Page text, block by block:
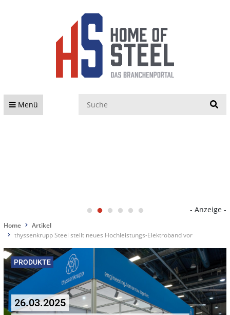
Menü
- Anzeige -
Home
Artikel
thyssenkrupp Steel stellt neues Hochleistungs-Elektroband vor
PRODUKTE
26.03.2025